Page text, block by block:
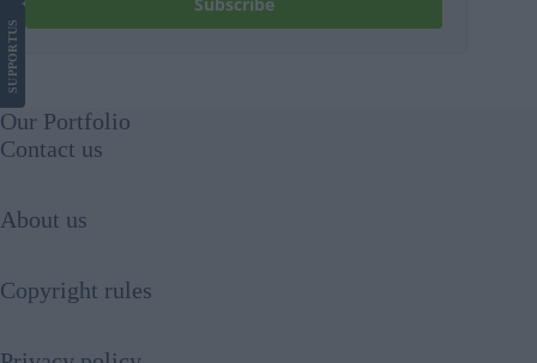
SUPPORT
US
Our Portfolio
Contact us
About us
Copyright rules